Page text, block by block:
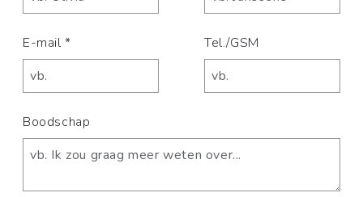
E-mail * Tel./GSM
Boodschap